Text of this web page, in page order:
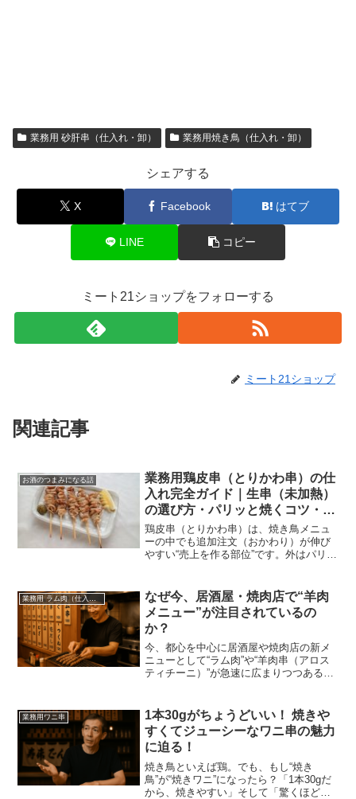
業務用 砂肝串（仕入れ・卸） 業務用焼き鳥（仕入れ・卸）
シェアする
X Facebook はてブ
LINE コピー
ミート21ショップをフォローする
ミート21ショップ
関連記事
お酒のつまみになる話
業務用鶏皮串（とりかわ串）の仕
入れ完全ガイド｜生串（未加熱）
の選び方・パリッと焼くコツ・売
り方
鶏皮串（とりかわ串）は、焼き鳥メニュ
ーの中でも追加注文（おかわり）が伸び
やすい“売上を作る部位”です。外はパリッ
屋・焼き鳥店・焼肉店のサイド串として
強いのが特徴。この記...
業務用 ラム肉（仕入れ・卸）
なぜ今、居酒屋・焼肉店で“羊肉
メニュー”が注目されているの
か？
今、都心を中心に居酒屋や焼肉店の新メ
ニューとして“ラム肉”や“羊肉串（アロス
ティチーニ）”が急速に広まりつつあるの
は飲食店経営の新戦略が深く影響してい
ます。
業務用ワニ串
1本30gがちょうどいい！ 焼きや
すくてジューシーなワニ串の魅力
に迫る！
焼き鳥といえば鶏。でも、もし“焼き
鳥”が“焼きワニ”になったら？「1本30gだ
から、焼きやすい」そして「驚くほどジ